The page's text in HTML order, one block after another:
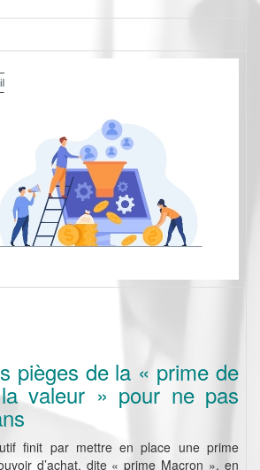
pièges de la « prime de
valeur » pour ne pas
finit par mettre en place une prime
d’achat, dite « prime Macron », en